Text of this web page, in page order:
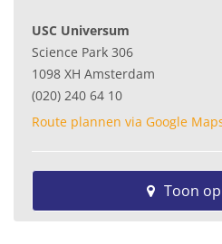
USC Universum
Science Park 306
1098 XH Amsterdam
(020) 240 64 10
Route plannen via Google
Toon